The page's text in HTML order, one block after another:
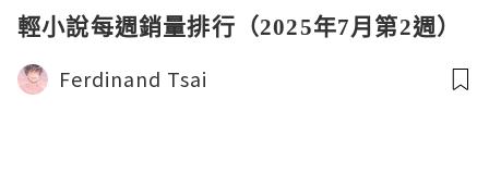
輕小說每週銷量排行（2025年7月第2週）
Ferdinand Tsai